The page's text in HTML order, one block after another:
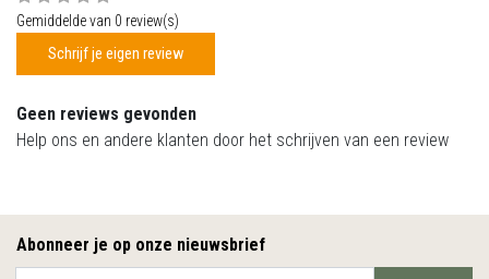
Gemiddelde van 0 review(s)
Schrijf je eigen review
Geen reviews gevonden
Help ons en andere klanten door het schrijven van een review
Abonneer je op onze nieuwsbrief